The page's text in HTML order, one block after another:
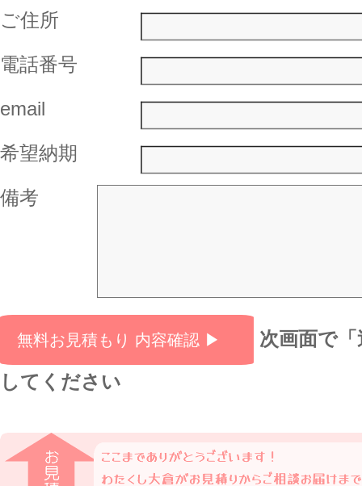
ご住所
電話番号
email
希望納期
備考
次画面で
してください